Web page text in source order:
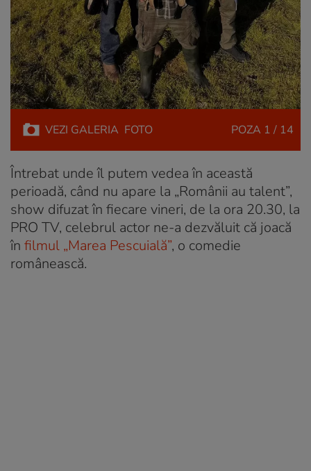
VEZI GALERIA FOTO POZA 1 / 14
Întrebat unde îl putem vedea în această
perioadă, când nu apare la „Românii au talent”,
show difuzat în fiecare vineri, de la ora 20.30, la
PRO TV, celebrul actor ne-a dezvăluit că joacă
în filmul „Marea Pescuială”, o comedie
românească.